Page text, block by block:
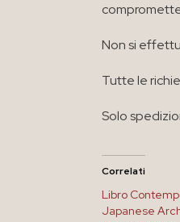
Non si
Tutte le
Solo
Correlati
Libro
Japanese